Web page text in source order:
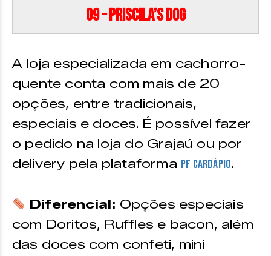
09 – Priscila’s Dog
A loja especializada em cachorro-
quente conta com mais de 20
opções, entre tradicionais,
especiais e doces. É possível fazer
o pedido na loja do Grajaú ou por
delivery pela plataforma PF Cardápio.
Diferencial: Opções especiais
com Doritos, Ruffles e bacon, além
das doces com confeti, mini